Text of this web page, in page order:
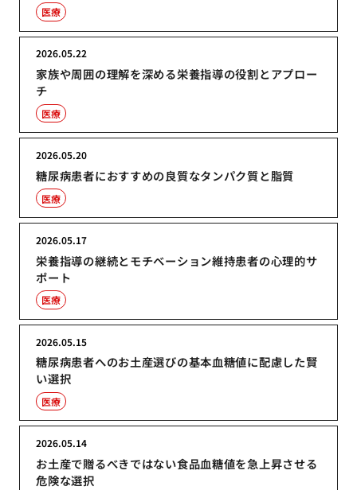
医療
家族や周囲の理解を深める栄養指導の役割とアプロー
チ
2026.05.22
医療
糖尿病患者におすすめの良質なタンパク質と脂質
2026.05.20
医療
栄養指導の継続とモチベーション維持患者の心理的サ
ポート
2026.05.17
医療
糖尿病患者へのお土産選びの基本血糖値に配慮した賢
い選択
2026.05.15
医療
お土産で贈るべきではない食品血糖値を急上昇させる
危険な選択
2026.05.14